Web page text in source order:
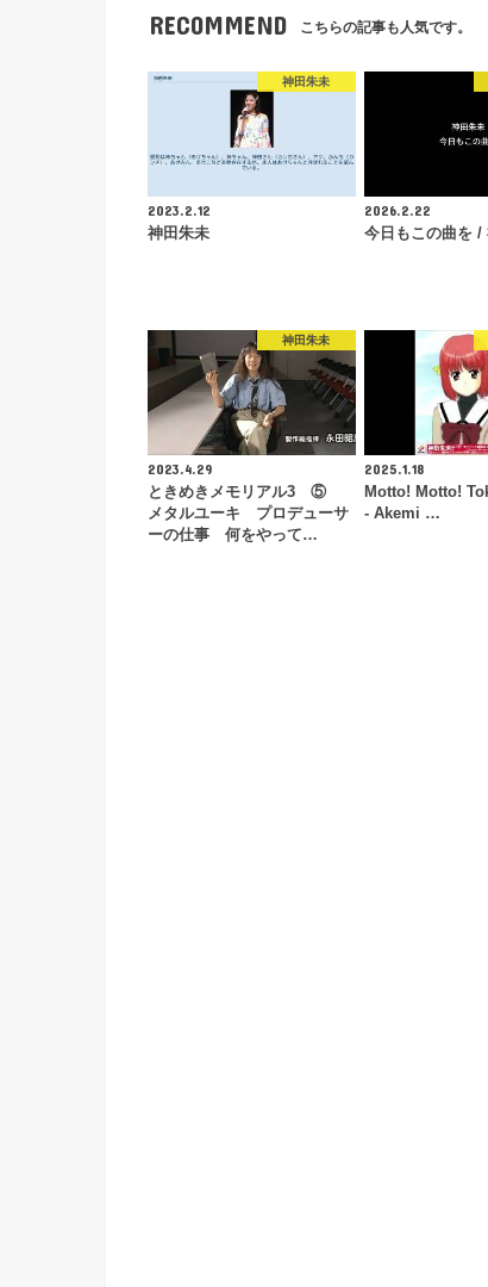
RECOMMEND こちらの記事も人気です。
神田朱未
2023.2.12
神田朱未
2026.2.22
今日もこの曲を /
神田朱未
2023.4.29
ときめきメモリアル3 ⑤
メタルユーキ プロデューサ
ーの仕事 何をやって…
2025.1.18
Motto! Motto!
- Akemi …